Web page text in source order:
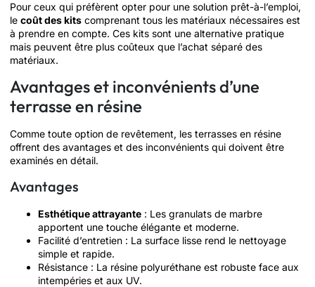
Pour ceux qui préfèrent opter pour une solution prêt-à-l’emploi,
le coût des kits comprenant tous les matériaux nécessaires est
à prendre en compte. Ces kits sont une alternative pratique
mais peuvent être plus coûteux que l’achat séparé des
matériaux.
Avantages et inconvénients d’une
terrasse en résine
Comme toute option de revêtement, les terrasses en résine
offrent des avantages et des inconvénients qui doivent être
examinés en détail.
Avantages
Esthétique attrayante : Les granulats de marbre
apportent une touche élégante et moderne.
Facilité d’entretien : La surface lisse rend le nettoyage
simple et rapide.
Résistance : La résine polyuréthane est robuste face aux
intempéries et aux UV.